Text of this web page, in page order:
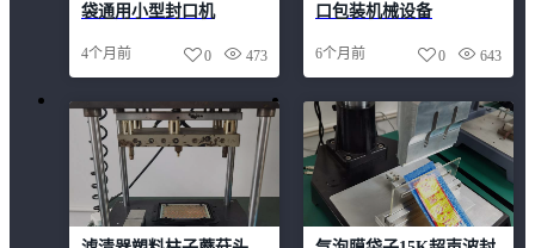
袋通用小型封口机
4个月前 473
0
口包装机械设备
6个月前 643
0